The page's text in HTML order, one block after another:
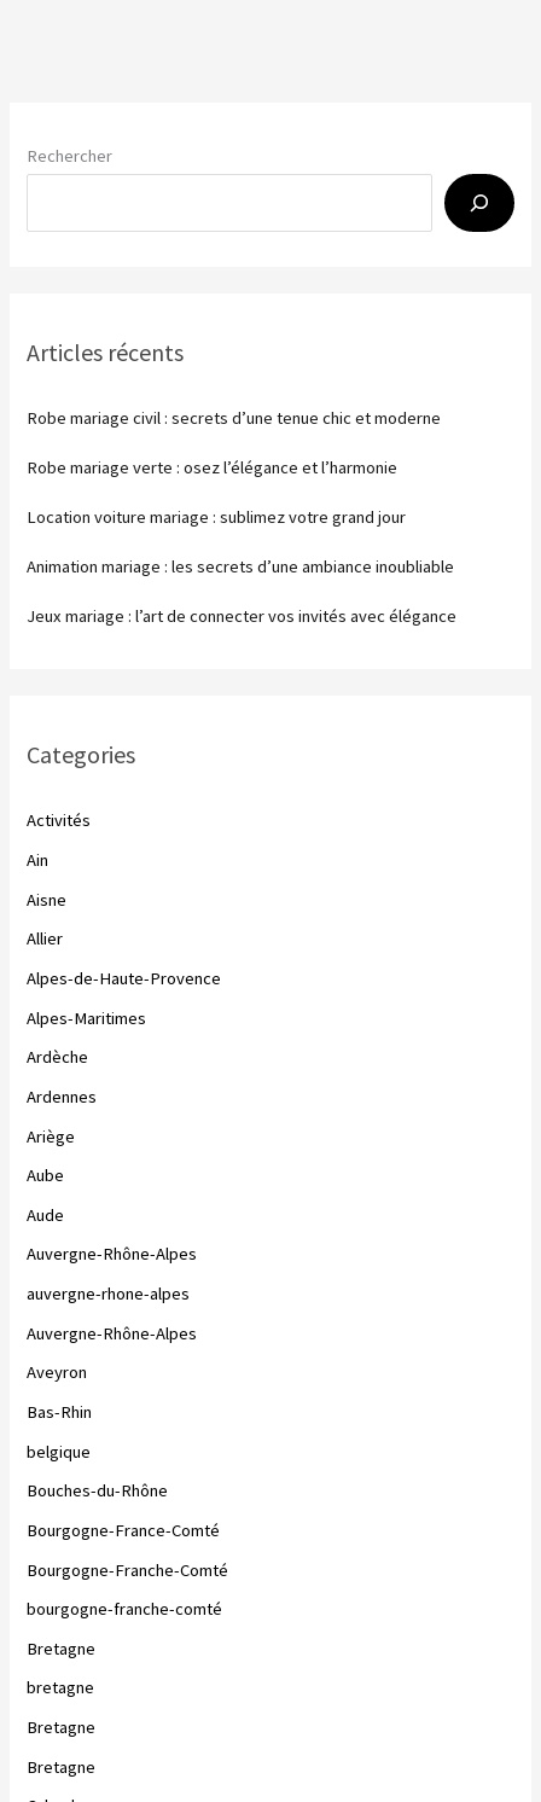
les
du-
Rechercher
Articles récents
Robe mariage civil : secrets d’une tenue chic et moderne
Robe mariage verte : osez l’élégance et l’harmonie
Location voiture mariage : sublimez votre grand jour
Animation mariage : les secrets d’une ambiance inoubliable
Jeux mariage : l’art de connecter vos invités avec élégance
Categories
Activités
Ain
Aisne
Allier
Alpes-de-Haute-Provence
Alpes-Maritimes
Ardèche
Ardennes
Ariège
Aube
Aude
Auvergne-Rhône-Alpes
auvergne-rhone-alpes
Auvergne-Rhône-Alpes
Aveyron
Bas-Rhin
belgique
Bouches-du-Rhône
Bourgogne-France-Comté
Bourgogne-Franche-Comté
bourgogne-franche-comté
Bretagne
bretagne
Bretagne
Bretagne